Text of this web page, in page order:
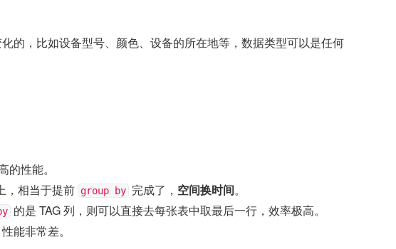
的，比如设备型号、颜色、设备的所在地等，数据类型可以是任何
的性能。
，相当于提前 group by 完成了， 空间换时间。
的是 TAG 列，则可以直接去每张表中取最后一行，效率极高。
能非常差。